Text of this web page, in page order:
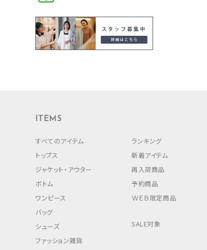
ITEMS
すべてのアイテム
トップス
ジャケット・アウター
ボトム
ワンピース
バッグ
シューズ
ファッション雑貨
ランキング
新着アイテム
再入荷商品
予約商品
ＷＥＢ限定商品
SALE対象